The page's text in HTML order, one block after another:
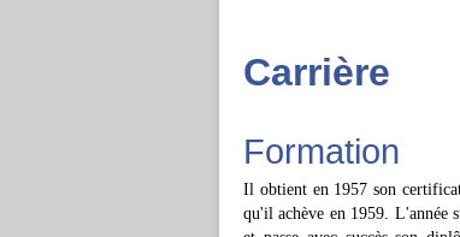
Carrière
Formation
Il obtient en 1957 son
qu'il achève en 1959. L'année